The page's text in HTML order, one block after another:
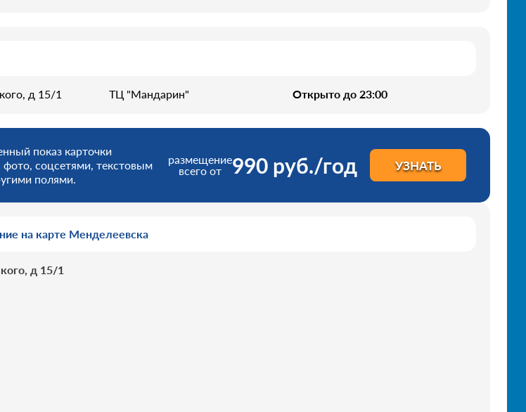
д 15/1 ТЦ "Мандарин" Открыто до 23:00
показ карточки
фото, соцсетями, текстовым
полями.
размещение
всего от
990 руб./год УЗНАТЬ
на карте Менделеевска
д 15/1